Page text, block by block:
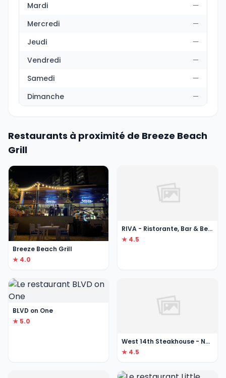
Mardi
—
Mercredi
—
Jeudi
—
Vendredi
—
Samedi
—
Dimanche
—
Restaurants à proximité de Breeze Beach
Grill
Breeze Beach Grill
★ 4.0
RIVA - Ristorante, Bar & Beach
★ 4.5
BLVD on One
★ 5.0
West 14th Steakhouse - New York Grill and Bar
★ 4.5